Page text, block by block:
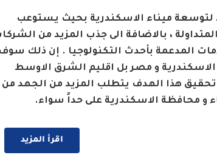
ميناء الاسكندرية بحيث يستوعب
، بالاضافة الى جذب المزيد من
المدعمة بأحدث التكنولوجيا . إن ذلك
الاسكندرية و مصر بل اقليم الشرق الاوسط
هذا الهدف يتطلب المزيد من الجهد من
و محافظة الاسكندرية على حداً سواء.
اقرأ المزيد